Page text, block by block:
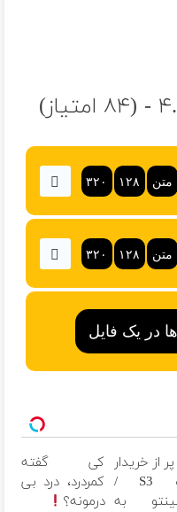
متن ۱۲۸ ۳۲۰
متن ۱۲۸ ۳۲۰
در یک فایل
پر از خریدار
جک S3 /
به
کی گفته
کمردرد، درد بی
درمونه؟